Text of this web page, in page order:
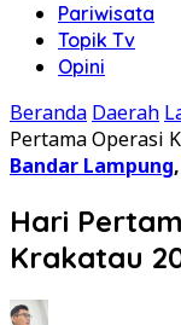
Pariwisata
Topik Tv
Opini
Beranda Daerah
Pertama Operasi
Bandar Lampung,
Hari
Krakatau